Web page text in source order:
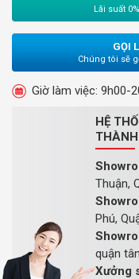
Lãi suất
GỌI
Chúng tôi sẽ
Giờ làm việc: 9h00-
HỆ
Thuận,
Phú,
quận
Xưởng